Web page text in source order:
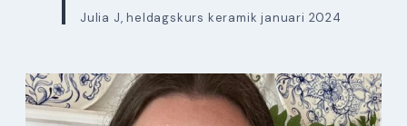
Julia J, heldagskurs keramik januari 2024